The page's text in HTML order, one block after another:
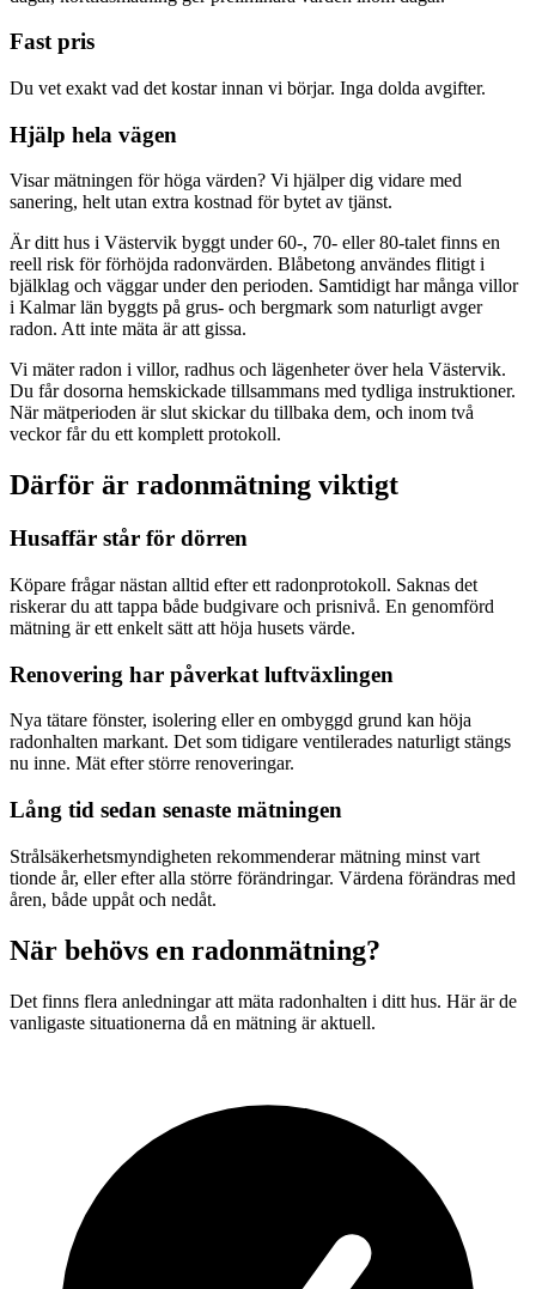
Fast pris
Du vet exakt vad det kostar innan vi börjar. Inga dolda avgifter.
Hjälp hela vägen
Visar mätningen för höga värden? Vi hjälper dig vidare med
sanering, helt utan extra kostnad för bytet av tjänst.
Är ditt hus i Västervik byggt under 60-, 70- eller 80-talet finns en
reell risk för förhöjda radonvärden. Blåbetong användes flitigt i
bjälklag och väggar under den perioden. Samtidigt har många villor
i Kalmar län byggts på grus- och bergmark som naturligt avger
radon. Att inte mäta är att gissa.
Vi mäter radon i villor, radhus och lägenheter över hela Västervik.
Du får dosorna hemskickade tillsammans med tydliga instruktioner.
När mätperioden är slut skickar du tillbaka dem, och inom två
veckor får du ett komplett protokoll.
Därför är radonmätning viktigt
Husaffär står för dörren
Köpare frågar nästan alltid efter ett radonprotokoll. Saknas det
riskerar du att tappa både budgivare och prisnivå. En genomförd
mätning är ett enkelt sätt att höja husets värde.
Renovering har påverkat luftväxlingen
Nya tätare fönster, isolering eller en ombyggd grund kan höja
radonhalten markant. Det som tidigare ventilerades naturligt stängs
nu inne. Mät efter större renoveringar.
Lång tid sedan senaste mätningen
Strålsäkerhetsmyndigheten rekommenderar mätning minst vart
tionde år, eller efter alla större förändringar. Värdena förändras med
åren, både uppåt och nedåt.
När behövs en radonmätning?
Det finns flera anledningar att mäta radonhalten i ditt hus. Här är de
vanligaste situationerna då en mätning är aktuell.